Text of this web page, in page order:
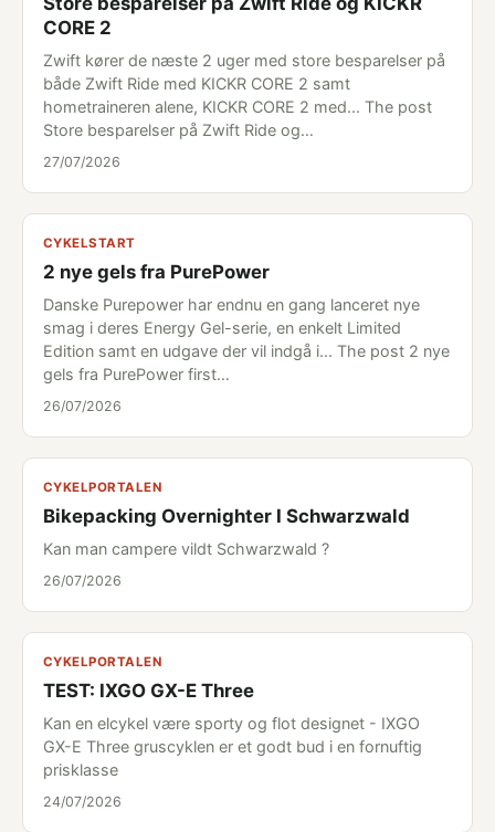
CORE 2
Zwift kører de næste 2 uger med store besparelser på
både Zwift Ride med KICKR CORE 2 samt
hometraineren alene, KICKR CORE 2 med... The post
Store besparelser på Zwift Ride og…
27/07/2026
CYKELSTART
2 nye gels fra PurePower
Danske Purepower har endnu en gang lanceret nye
smag i deres Energy Gel-serie, en enkelt Limited
Edition samt en udgave der vil indgå i... The post 2 nye
gels fra PurePower first…
26/07/2026
CYKELPORTALEN
Bikepacking Overnighter I Schwarzwald
Kan man campere vildt Schwarzwald ?
26/07/2026
CYKELPORTALEN
TEST: IXGO GX-E Three
Kan en elcykel være sporty og flot designet - IXGO
GX-E Three gruscyklen er et godt bud i en fornuftig
prisklasse
24/07/2026